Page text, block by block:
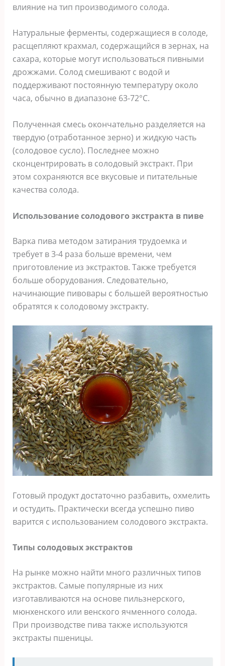
влияние на тип производимого солода.
Натуральные ферменты, содержащиеся в солоде,
расщепляют крахмал, содержащийся в зернах, на
сахара, которые могут использоваться пивными
дрожжами. Солод смешивают с водой и
поддерживают постоянную температуру около
часа, обычно в диапазоне 63-72°C.
Полученная смесь окончательно разделяется на
твердую (отработанное зерно) и жидкую часть
(солодовое сусло). Последнее можно
сконцентрировать в солодовый экстракт. При
этом сохраняются все вкусовые и питательные
качества солода.
Использование солодового экстракта в пиве
Варка пива методом затирания трудоемка и
требует в 3-4 раза больше времени, чем
приготовление из экстрактов. Также требуется
больше оборудования. Следовательно,
начинающие пивовары с большей вероятностью
обратятся к солодовому экстракту.
Готовый продукт достаточно разбавить, охмелить
и остудить. Практически всегда успешно пиво
варится с использованием солодового экстракта.
Типы солодовых экстрактов
На рынке можно найти много различных типов
экстрактов. Самые популярные из них
изготавливаются на основе пильзнерского,
мюнхенского или венского ячменного солода.
При производстве пива также используются
экстракты пшеницы.